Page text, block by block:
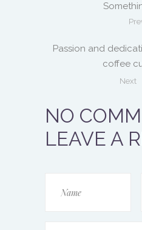
Passion and
coffee
Next
NO
LEAVE A